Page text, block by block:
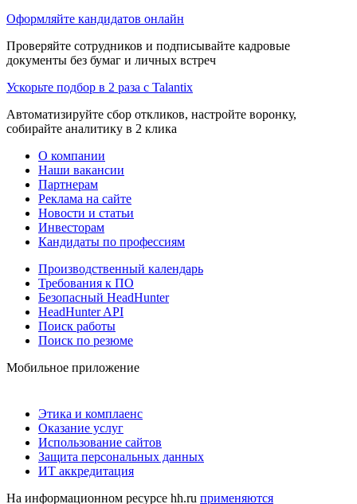
Оформляйте кандидатов онлайн
Проверяйте сотрудников и подписывайте кадровые
документы без бумаг и личных встреч
Ускорьте подбор в 2 раза с Talantix
Автоматизируйте сбор откликов, настройте воронку,
собирайте аналитику в 2 клика
О компании
Наши вакансии
Партнерам
Реклама на сайте
Новости и статьи
Инвесторам
Кандидаты по профессиям
Производственный календарь
Требования к ПО
Безопасный HeadHunter
HeadHunter API
Поиск работы
Поиск по резюме
Мобильное приложение
Этика и комплаенс
Оказание услуг
Использование сайтов
Защита персональных данных
ИТ аккредитация
На информационном ресурсе hh.ru применяются